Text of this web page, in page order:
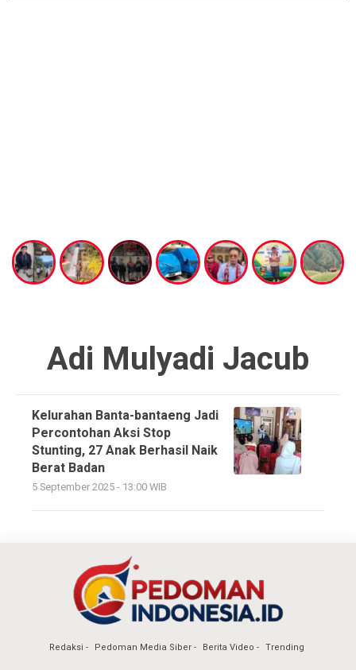
Adi Mulyadi Jacub
Kelurahan Banta-bantaeng Jadi
Percontohan Aksi Stop
Stunting, 27 Anak Berhasil Naik
Berat Badan
5 September 2025 - 13:00 WIB
Redaksi Pedoman Media Siber Berita Video Trending